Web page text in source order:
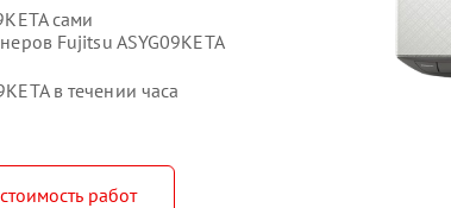
сами
Fujitsu ASYG09KETA
в течении часа
работ